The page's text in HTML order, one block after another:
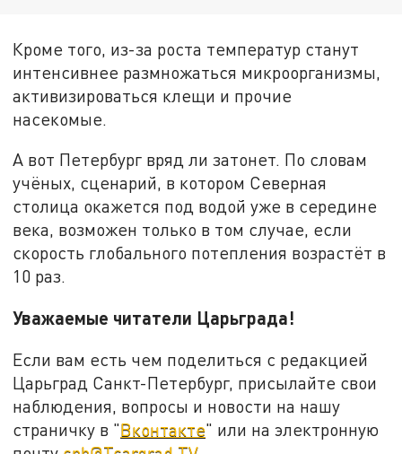
Кроме того, из-за роста температур станут
интенсивнее размножаться микроорганизмы,
активизироваться клещи и прочие
насекомые.
А вот Петербург вряд ли затонет. По словам
учёных, сценарий, в котором Северная
столица окажется под водой уже в середине
века, возможен только в том случае, если
скорость глобального потепления возрастёт в
10 раз.
Уважаемые читатели Царьграда!
Если вам есть чем поделиться с редакцией
Царьград Санкт-Петербург, присылайте свои
наблюдения, вопросы и новости на нашу
страничку в "Вконтакте" или на электронную